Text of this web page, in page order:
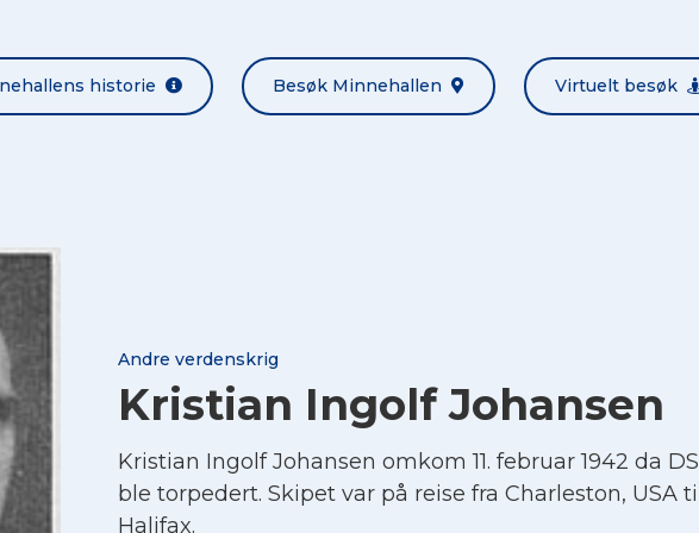
historie Besøk Minnehallen Virtuelt besøk
Andre verdenskrig
Kristian Ingolf Johansen
Kristian Ingolf Johansen omkom 11. februar 1942 da DS
ble torpedert. Skipet var på reise fra Charleston, USA til
Halifax.